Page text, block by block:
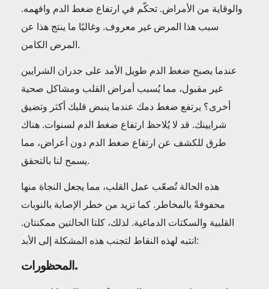
والوقاية من الأمراض. تحكّم في ارتفاع ضغط الدم وافهمه.
سبب هذا المرض غير معروف. وغالبًا ما ينتج هذا عن
المرض الكامن.
عندما يصبح ضغط الدم طويل الأمد على جدران الشرايين
غير مقبول، مما يُسبب أمراض القلب ومشاكل صحية
أخرى؟ يرتفع ضغط دمك عندما ينبض قلبك أكثر وتضيق
شرايينك. قد لا يُلاحظ ارتفاع ضغط الدم لسنوات. هناك
طرق للكشف عن ارتفاع ضغط الدم دون أعراض، مما
يسمح لنا بالتحقق.
هذه الحالة تُصعّب عمل القلب، مما يجعل النجاة منها
محفوفةً بالمخاطر. كما تزيد من خطر الإصابة بالنوبات
القلبية والسكتات الدماغية. لذلك، كلتا الحالتين ممكنتان.
انتبه لهذه النقاط لتجنب هذه المشكلة إلى الأبد:
المحظورات.